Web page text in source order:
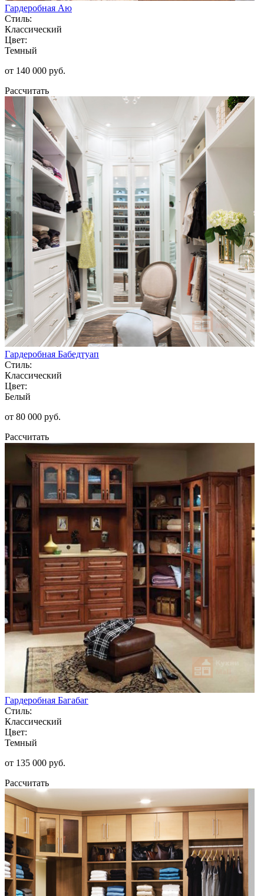
Гардеробная Аю
Стиль:
Классический
Цвет:
Темный
от 140 000 руб.
Рассчитать
Гардеробная Бабедтуап
Стиль:
Классический
Цвет:
Белый
от 80 000 руб.
Рассчитать
Гардеробная Багабаг
Стиль:
Классический
Цвет:
Темный
от 135 000 руб.
Рассчитать